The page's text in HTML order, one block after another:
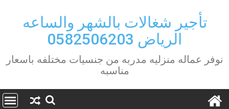
contentتأجير شغالات بالشهر والساعه
الرياض 0582506203
نوفر عماله منزليه مدربه من جنسيات مختلفه باسعار
مناسبه